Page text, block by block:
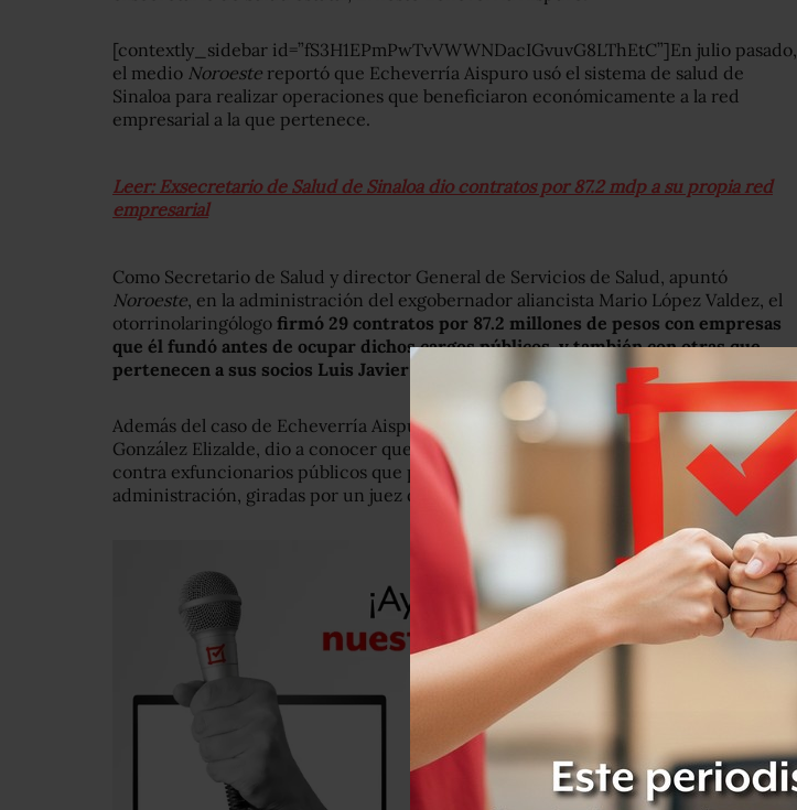
[contextly_sidebar id=”fS3H1EPmPwTvVWWNDacIGvuvG8LThEtC”]En julio pasado,
el medio Noroeste reportó que Echeverría Aispuro usó el sistema de salud de
Sinaloa para realizar operaciones que beneficiaron económicamente a la red
empresarial a la que pertenece.
Leer: Exsecretario de Salud de Sinaloa dio contratos por 87.2 mdp a su propia red
empresarial
Como Secretario de Salud y director General de Servicios de Salud, apuntó
Noroeste, en la administración del exgobernador aliancista Mario López Valdez, el
otorrinolaringólogo firmó 29 contratos por 87.2 millones de pesos con empresas
que él fundó antes de ocupar dichos cargos públicos, y también con otras que
pertenecen a sus socios Luis Javier Salido Artola e Ildefonso Salido Ibarra.
Además del caso de Echeverría Aispuro, la vicefiscal general, Nuria Alejandra
González Elizalde, dio a conocer que hay otras cuatro órdenes de aprehensión
contra exfuncionarios públicos que prestaron sus servicios durante la anterior
administración, giradas por un juez de control.